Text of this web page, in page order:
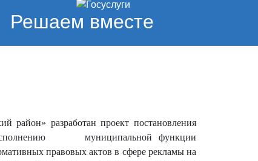
Решаем вместе
район» разработан проект постановления
исполнению муниципальной функции
правовых актов в сфере рекламы на